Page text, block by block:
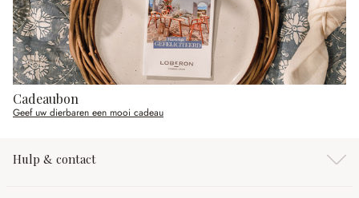
Cadeaubon
Geef uw dierbaren een mooi cadeau
Hulp & contact